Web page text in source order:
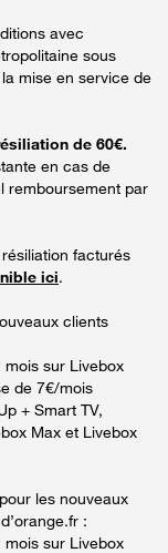
avec
sous
mise en service de
de 60€.
en cas de
remboursement par
facturés
ici.
clients
sur Livebox
de 7€/mois
+ Smart TV,
Max et Livebox
pour les nouveaux
:
sur Livebox